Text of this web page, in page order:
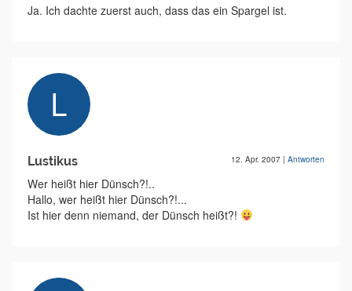
Ja. Ich dachte zuerst auch, dass das ein Spargel ist.
Lustikus 12. Apr. 2007 | Antworten
Wer heißt hier Dünsch?!..
Hallo, wer heißt hier Dünsch?!...
Ist hier denn niemand, der Dünsch heißt?!